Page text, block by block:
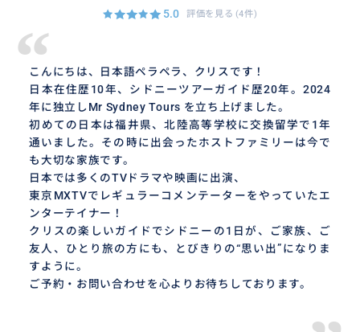
5.0 評価を見る (4件)
“
こんにちは、日本語ペラペラ、クリスです！
日本在住歴10年、シドニーツアーガイド歴20年。2024
年に独立しMr Sydney Tours を立ち上げました。
初めての日本は福井県、北陸高等学校に交換留学で1年
通いました。その時に出会ったホストファミリーは今で
も大切な家族です。
日本では多くのTVドラマや映画に出演、
東京MXTVでレギュラーコメンテーターをやっていたエ
ンターテイナー！
クリスの楽しいガイドでシドニーの1日が、ご家族、ご
友人、ひとり旅の方にも、とびきりの“思い出”になりま
すように。
ご予約・お問い合わせを心よりお待ちしております。